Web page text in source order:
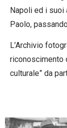
Napoli ed i suoi
Paolo,
L’Archivio
riconoscimento
culturale” da